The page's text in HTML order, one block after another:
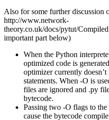
Also for some further discussion
http://www.network-
theory.co.uk/docs/pytut/
important part below)
When the Python
optimized code is
optimizer currently
statements. When -O is
files are ignored and .py
bytecode.
Passing two -O flags to
cause the bytecode